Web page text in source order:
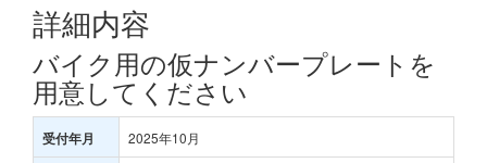
詳細内容
バイク用の仮ナンバープレートを
用意してください
受付年月 2025年10月